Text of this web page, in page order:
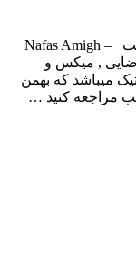
میثم ابراهیمی بنام نفس عمیق با بالاترین کیفیت – Nafas Amigh
, میکس و
میباشد که بهمن
مراجعه کنید …